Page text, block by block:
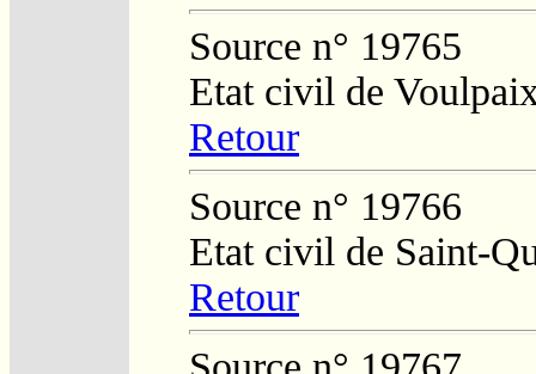
Source n° 19765
Etat civil de
Retour
Source n° 19766
Etat civil de Saint-
Retour